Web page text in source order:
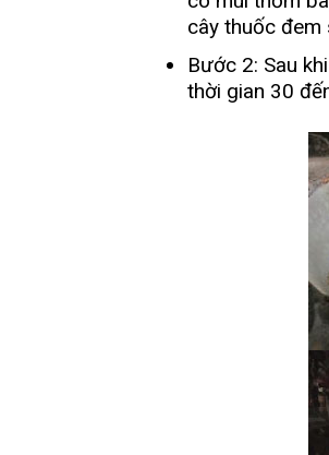
cây thuốc đem
Bước 2: Sau
thời gian 30